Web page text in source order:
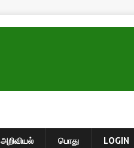
அறிவியல் பொது
LOGIN